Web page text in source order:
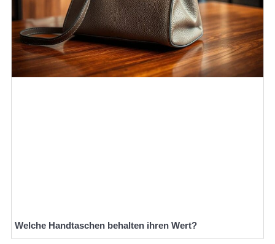
Welche Handtaschen behalten ihren Wert?